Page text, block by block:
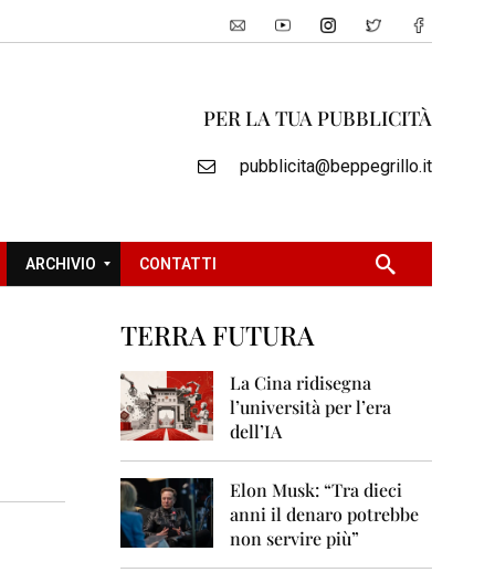
PER LA TUA PUBBLICITÀ
pubblicita@beppegrillo.it
ARCHIVIO CONTATTI
TERRA FUTURA
La Cina ridisegna
l’università per l’era
dell’IA
Elon Musk: “Tra dieci
anni il denaro potrebbe
non servire più”